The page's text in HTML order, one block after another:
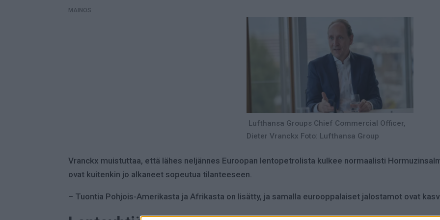
MAINOS
Lufthansa Groups Chief Commercial Officer,
Dieter Vranckx Foto: Lufthansa Group
Vranckx muistuttaa, että lähes neljännes Euroopan lentopetrolista kulkee normaalisti
ovat kuitenkin jo alkaneet sopeutua tilanteeseen.
– Tuontia Pohjois-Amerikasta ja Afrikasta on lisätty, ja samalla eurooppalaiset jalostamot ovat